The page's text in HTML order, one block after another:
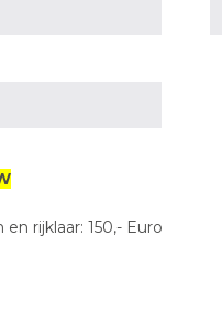
rijklaar: 150,- Euro